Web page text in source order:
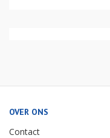
OVER ONS
Contact